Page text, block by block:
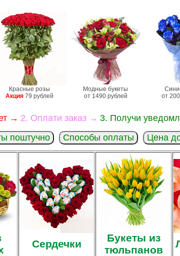
Красные розы
Акция 79 рублей
Модные букеты
от 1490 рублей
от
→ 2. Оплати заказ → 3. Получи
поштучно Способы оплаты Цена
Сердечки
Букеты из
тюльпанов